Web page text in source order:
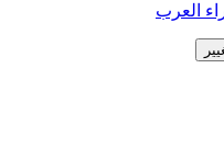
العرب